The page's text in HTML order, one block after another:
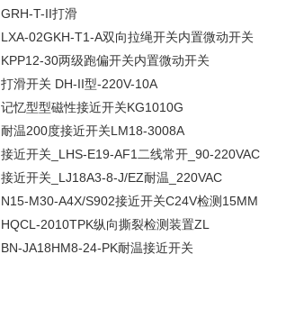
GRH-T-II打滑
LXA-02GKH-T1-A双向拉绳开关内置微动开关
KPP12-30两级跑偏开关内置微动开关
打滑开关 DH-II型-220V-10A
记忆型型磁性接近开关KG1010G
耐温200度接近开关LM18-3008A
接近开关_LHS-E19-AF1二线常开_90-220VAC
接近开关_LJ18A3-8-J/EZ耐温_220VAC
N15-M30-A4X/S902接近开关C24V检测15MM
HQCL-2010TPK纵向撕裂检测装置ZL
BN-JA18HM8-24-PK耐温接近开关